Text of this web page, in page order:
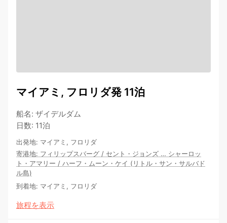
マイアミ, フロリダ発 11泊
船名: ザイデルダム
日数: 11泊
出発地: マイアミ, フロリダ
寄港地: フィリップスバーグ / セント・ジョンズ … シャーロッ
ト・アマリー / ハーフ・ムーン・ケイ (リトル・サン・サルバド
ル島)
到着地: マイアミ, フロリダ
旅程を表示